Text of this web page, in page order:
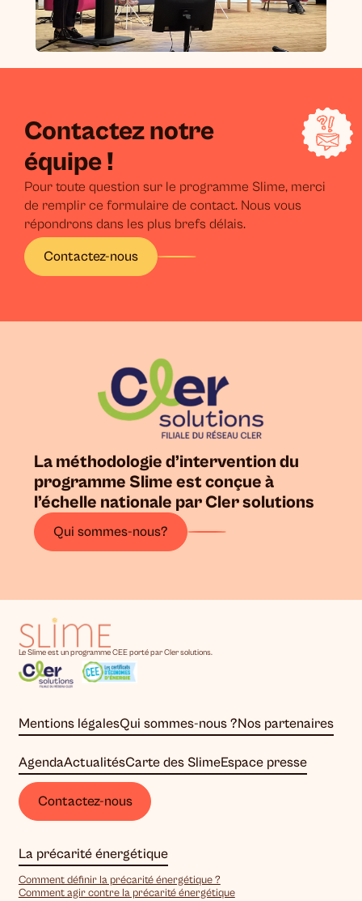
Contactez notre
équipe !
Pour toute question sur le programme Slime, merci
de remplir ce formulaire de contact. Nous vous
répondrons dans les plus brefs délais.
Contactez-nous
La méthodologie d’intervention du
programme Slime est conçue à
l’échelle nationale par Cler solutions
Qui sommes-nous?
Le Slime est un programme CEE porté par Cler solutions.
Mentions légalesQui sommes-nous ?Nos partenaires
AgendaActualitésCarte des SlimeEspace presse
Contactez-nous
La précarité énergétique
Comment définir la précarité énergétique ?
Comment agir contre la précarité énergétique